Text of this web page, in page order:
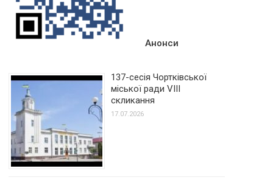
Анонси
137-сесія Чортківської
міської ради VIII
скликання
17.07.2026